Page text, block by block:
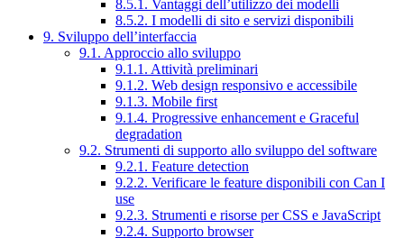
8.5.1. Vantaggi dell’utilizzo dei modelli
8.5.2. I modelli di sito e servizi disponibili
9. Sviluppo dell’interfaccia
9.1. Approccio allo sviluppo
9.1.1. Attività preliminari
9.1.2. Web design responsivo e accessibile
9.1.3. Mobile first
9.1.4. Progressive enhancement e Graceful
degradation
9.2. Strumenti di supporto allo sviluppo del software
9.2.1. Feature detection
9.2.2. Verificare le feature disponibili con Can I
use
9.2.3. Strumenti e risorse per CSS e JavaScript
9.2.4. Supporto browser